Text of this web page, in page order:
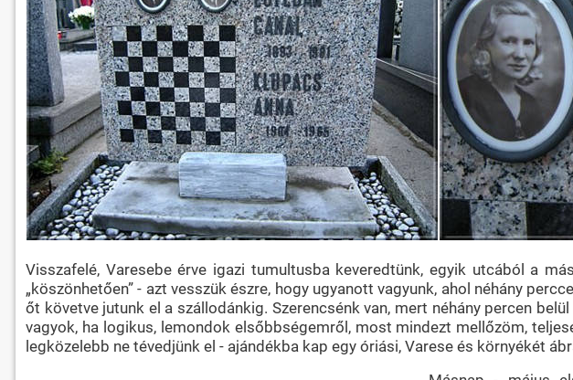
Visszafelé, Varesebe érve igazi tumultusba keveredtünk, egyik utcából a
„köszönhetően” - azt vesszük észre, hogy ugyanott vagyunk, ahol néhány
őt követve jutunk el a szállodánkig. Szerencsénk van, mert néhány percen
vagyok, ha logikus, lemondok elsőbbségemről, most mindezt mellőzöm,
legközelebb ne tévedjünk el - ajándékba kap egy óriási, Varese és környékét